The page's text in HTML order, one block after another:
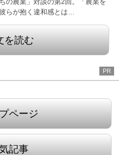
らが抱く違和感とは…
を読む
PR
ページ
記事